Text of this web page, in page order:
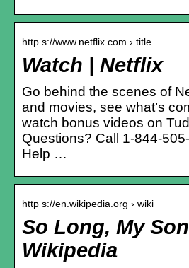
http s://www.netflix.com › title
Watch | Netflix
Go behind the scenes of
and movies, see what’s
watch bonus videos on
Questions? Call 1-844-505-
Help …
http s://en.wikipedia.org › wiki
So Long, My
Wikipedia